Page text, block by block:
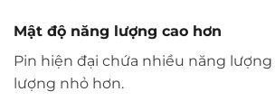
Mật độ năng lượng cao hơn
Pin hiện đại chứa nhiều năng
lượng nhỏ hơn.